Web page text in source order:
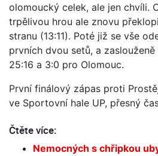
olomoucký celek, ale jen chvíli.
trpělivou hrou ale znovu
stranu (13:11). Poté již se vše
prvních dvou setů, a
25:16 a 3:0 pro Olomouc.
První finálový zápas proti
ve Sportovní hale UP, přesný
Čtěte více:
Nemocných s chřipkou